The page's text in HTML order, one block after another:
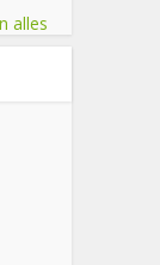
alles